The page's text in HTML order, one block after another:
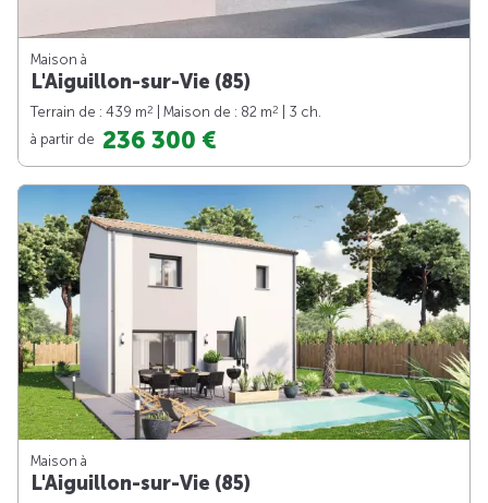
Maison à
L'Aiguillon-sur-Vie (85)
Terrain de : 439 m2 | Maison de : 82 m2
| 3 ch.
à partir de 236 300 €
Maison à
L'Aiguillon-sur-Vie (85)